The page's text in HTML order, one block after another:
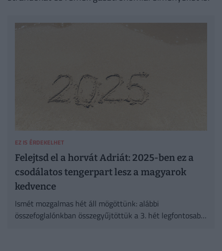
EZ IS ÉRDEKELHET
Felejtsd el a horvát Adriát: 2025-ben ez a
csodálatos tengerpart lesz a magyarok
kedvence
Ismét mozgalmas hét áll mögöttünk: alábbi
összefoglalónkban összegyűjtöttük a 3. hét legfontosabb,